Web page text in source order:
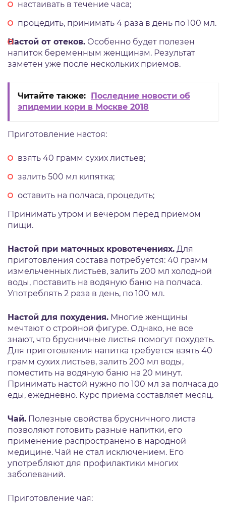
настаивать в течение часа;
процедить, принимать 4 раза в день по 100 мл.
Настой от отеков. Особенно будет полезен
напиток беременным женщинам. Результат
заметен уже после нескольких приемов.
Читайте также:
Последние новости об
эпидемии кори в Москве 2018
Приготовление настоя:
взять 40 грамм сухих листьев;
залить 500 мл кипятка;
оставить на полчаса, процедить;
Принимать утром и вечером перед приемом
пищи.
Настой при маточных кровотечениях. Для
приготовления состава потребуется: 40 грамм
измельченных листьев, залить 200 мл холодной
воды, поставить на водяную баню на полчаса.
Употреблять 2 раза в день, по 100 мл.
Настой для похудения. Многие женщины
мечтают о стройной фигуре. Однако, не все
знают, что брусничные листья помогут похудеть.
Для приготовления напитка требуется взять 40
грамм сухих листьев, залить 200 мл воды,
поместить на водяную баню на 20 минут.
Принимать настой нужно по 100 мл за полчаса до
еды, ежедневно. Курс приема составляет месяц.
Чай. Полезные свойства брусничного листа
позволяют готовить разные напитки, его
применение распространено в народной
медицине. Чай не стал исключением. Его
употребляют для профилактики многих
заболеваний.
Приготовление чая: